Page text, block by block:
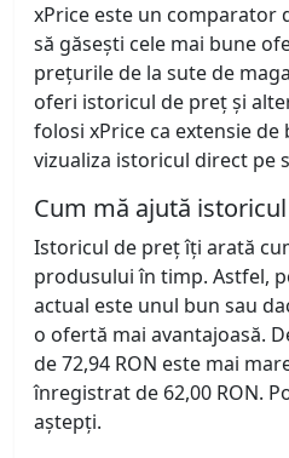
xPrice este un comparator
să găsești cele mai bune
prețurile de la sute de
oferi istoricul de preț și
folosi xPrice ca extensie
vizualiza istoricul direct pe
Cum mă ajută
Istoricul de preț îți arată
produsului în timp. Astfel,
actual este unul bun sau
o ofertă mai avantajoasă.
de 72,94 RON este mai
înregistrat de 62,00 RON.
aștepți.